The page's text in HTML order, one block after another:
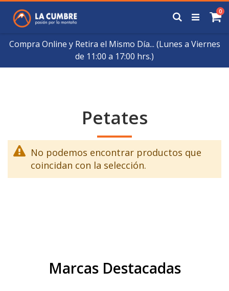
Compra Online y Retira el Mismo Día... (Lunes a Viernes
de 11:00 a 17:00 hrs.)
Contenido
0
Buscar
Petates
No podemos encontrar productos que
coincidan con la selección.
Marcas Destacadas